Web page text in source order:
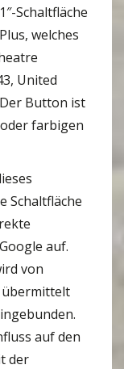
Schaltfläche
welches
United
Button ist
farbigen
Schaltfläche
auf.
von
übermittelt
auf den
der